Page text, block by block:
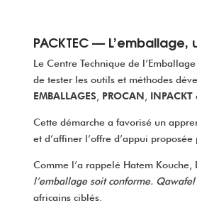
PACKTEC —
Le Centre Technique de
de tester les outils et méthodes
EMBALLAGES PROCAN INPACKT
Cette démarche a favorisé un
et d’affiner l’offre d’appui
Comme l’a rappelé Hatem Kouche,
l’emballage soit conforme.
africains ciblés.